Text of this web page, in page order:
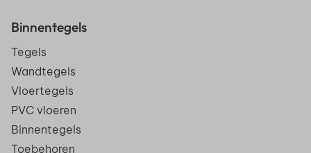
Binnentegels
Tegels
Wandtegels
Vloertegels
PVC vloeren
Binnentegels
Toebehoren